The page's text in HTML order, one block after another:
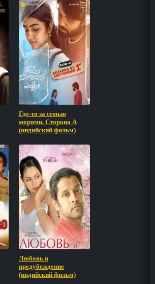
Где-то за семью
морями. Сторона А
(индийский фильм)
Любовь и
предубеждение
(индийский фильм)